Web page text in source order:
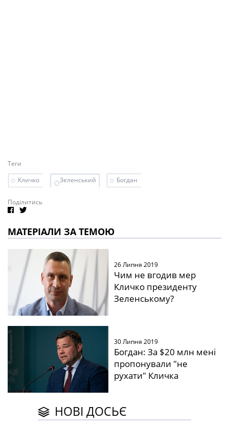
Теги
Кличко
Зеленський Богдан
Поділитись
МАТЕРІАЛИ ЗА ТЕМОЮ
26 Липня 2019
Чим не вгодив мер
Кличко президенту
Зеленському?
30 Липня 2019
Богдан: За $20 млн мені
пропонували "не
рухати" Кличка
НОВІ ДОСЬЄ